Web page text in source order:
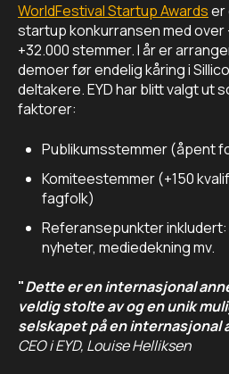
WorldFestival Startup Awardser
startup konkurransen med
+32.000 stemmer. I år er
demoer før endelig kåring i
deltakere. EYD har blitt valgt ut
faktorer:
Publikumsstemmer (åpent
Komiteestemmer (+150
fagfolk)
Referansepunkter
nyheter, mediedekning mv.
"Dette er en internasjonal
veldig stolte av og en unik
selskapet på en internasjonal
CEO i EYD, Louise Helliksen